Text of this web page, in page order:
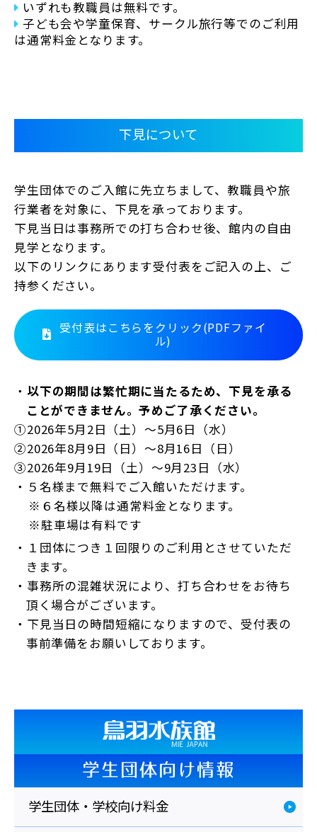
いずれも教職員は無料です。
子ども会や学童保育、サークル旅行等でのご利用
は通常料金となります。
下見について
学生団体でのご入館に先立ちまして、教職員や旅
行業者を対象に、下見を承っております。
下見当日は事務所での打ち合わせ後、館内の自由
見学となります。
以下のリンクにあります受付表をご記入の上、ご
持参ください。
受付表はこちらをクリック(PDFファイ
ル)
・ 以下の期間は繁忙期に当たるため、下見を承る
ことができません。予めご了承ください。
①2026年5月2日（土）～5月6日（水）
②2026年8月9日（日）～8月16日（日）
③2026年9月19日（土）～9月23日（水）
・５名様まで無料でご入館いただけます。
※６名様以降は通常料金となります。
※駐車場は有料です
・１団体につき１回限りのご利用とさせていただ
きます。
・事務所の混雑状況により、打ち合わせをお待ち
頂く場合がございます。
・下見当日の時間短縮になりますので、受付表の
事前準備をお願いしております。
学生団体向け情報
学生団体・学校向け料金